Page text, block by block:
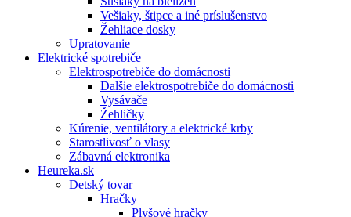
Vešiaky, štipce a iné príslušenstvo
Žehliace dosky
Upratovanie
Elektrické spotrebiče
Elektrospotrebiče do domácnosti
Dalšie elektrospotrebiče do domácnosti
Vysávače
Žehličky
Kúrenie, ventilátory a elektrické krby
Starostlivosť o vlasy
Zábavná elektronika
Heureka.sk
Detský tovar
Hračky
Plyšové hračky